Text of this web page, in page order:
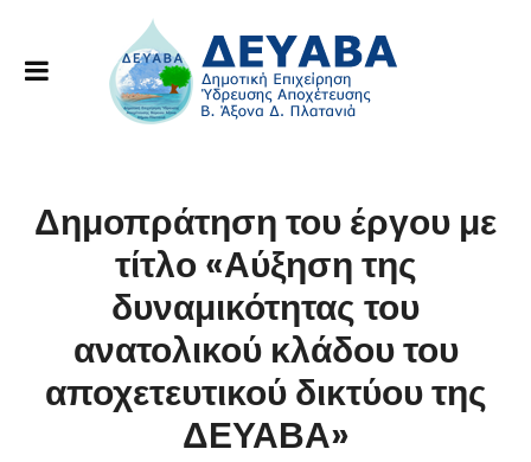
Δημοπράτηση του έργου με
τίτλο «Αύξηση της
δυναμικότητας του
ανατολικού κλάδου του
αποχετευτικού δικτύου της
ΔΕΥΑΒΑ»